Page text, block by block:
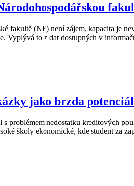
fakultě (NF) není zájem, kapacita je
Vyplývá to z dat dostupných v
jako brzda
s problémem nedostatku kreditových
školy ekonomické, kde student za